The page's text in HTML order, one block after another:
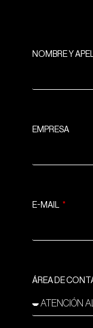
NOMBRE Y
EMPRESA
E-MAIL
ÁREA DE